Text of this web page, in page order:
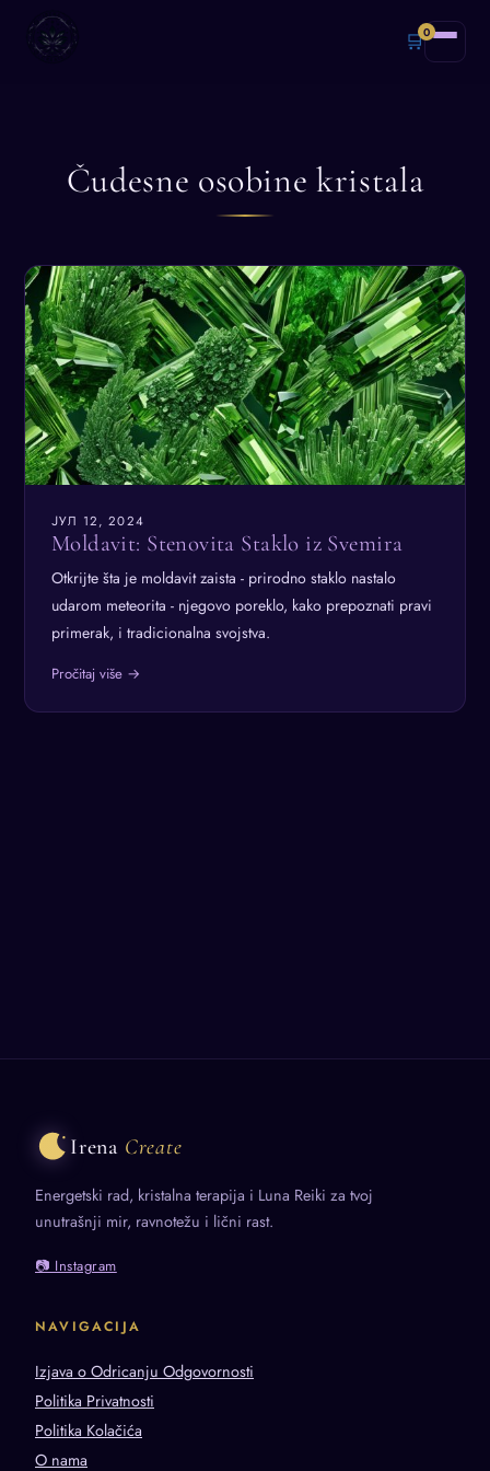
🛒0
Čudesne osobine kristala
ЈУЛ 12, 2024
Moldavit: Stenovita Staklo iz Svemira
Otkrijte šta je moldavit zaista - prirodno staklo nastalo
udarom meteorita - njegovo poreklo, kako prepoznati pravi
primerak, i tradicionalna svojstva.
Pročitaj više →
Irena Create
Energetski rad, kristalna terapija i Luna Reiki za tvoj
unutrašnji mir, ravnotežu i lični rast.
📷 Instagram
NAVIGACIJA
Izjava o Odricanju Odgovornosti
Politika Privatnosti
Politika Kolačića
O nama